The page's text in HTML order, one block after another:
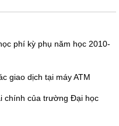
phí kỳ phụ năm học 2010-
giao dịch tại máy ATM
chính của trường Đại học